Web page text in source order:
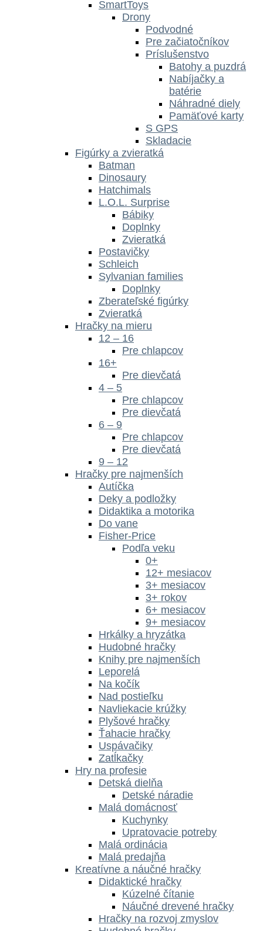
SmartToys
Drony
Podvodné
Pre začiatočníkov
Príslušenstvo
Batohy a puzdrá
Nabíjačky a
batérie
Náhradné diely
Pamäťové karty
S GPS
Skladacie
Figúrky a zvieratká
Batman
Dinosaury
Hatchimals
L.O.L. Surprise
Bábiky
Doplnky
Zvieratká
Postavičky
Schleich
Sylvanian families
Doplnky
Zberateľské figúrky
Zvieratká
Hračky na mieru
12 – 16
Pre chlapcov
16+
Pre dievčatá
4 – 5
Pre chlapcov
Pre dievčatá
6 – 9
Pre chlapcov
Pre dievčatá
9 – 12
Hračky pre najmenších
Autíčka
Deky a podložky
Didaktika a motorika
Do vane
Fisher-Price
Podľa veku
0+
12+ mesiacov
3+ mesiacov
3+ rokov
6+ mesiacov
9+ mesiacov
Hrkálky a hryzátka
Hudobné hračky
Knihy pre najmenších
Leporelá
Na kočík
Nad postieľku
Navliekacie krúžky
Plyšové hračky
Ťahacie hračky
Uspávačiky
Zatĺkačky
Hry na profesie
Detská dielňa
Detské náradie
Malá domácnosť
Kuchynky
Upratovacie potreby
Malá ordinácia
Malá predajňa
Kreatívne a náučné hračky
Didaktické hračky
Kúzelné čítanie
Náučné drevené hračky
Hračky na rozvoj zmyslov